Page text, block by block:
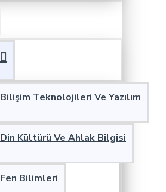
Bilişim Teknolojileri Ve Yazılım
Din Kültürü Ve Ahlak Bilgisi
Fen Bilimleri